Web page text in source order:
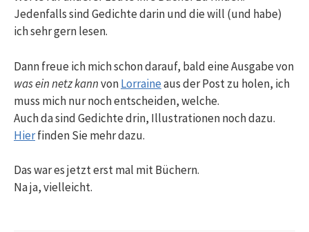
Jedenfalls sind Gedichte darin und die will (und habe)
ich sehr gern lesen.
Dann freue ich mich schon darauf, bald eine Ausgabe von
was ein netz kannvonLorraineaus der Post zu holen, ich
muss mich nur noch entscheiden, welche.
Auch da sind Gedichte drin, Illustrationen noch dazu.
Hierfinden Sie mehr dazu.
Das war es jetzt erst mal mit Büchern.
Na ja, vielleicht.